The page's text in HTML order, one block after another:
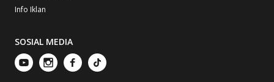
Info Iklan
SOSIAL MEDIA